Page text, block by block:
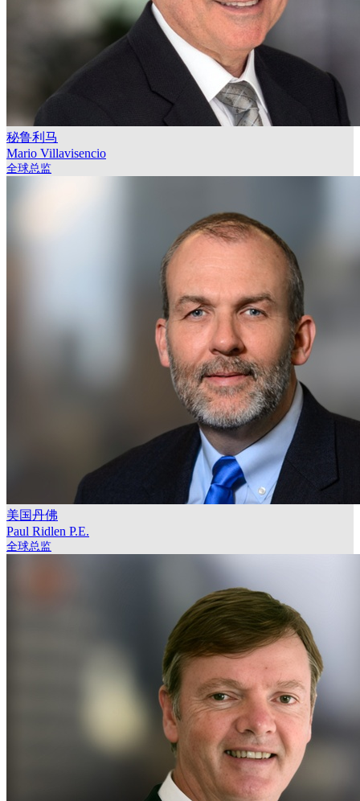
秘鲁利马
Mario Villavisencio
全球总监
美国丹佛
Paul Ridlen P.E.
全球总监